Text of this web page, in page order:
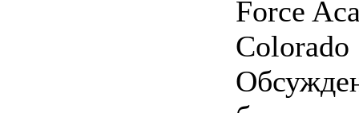
Force
Colorado